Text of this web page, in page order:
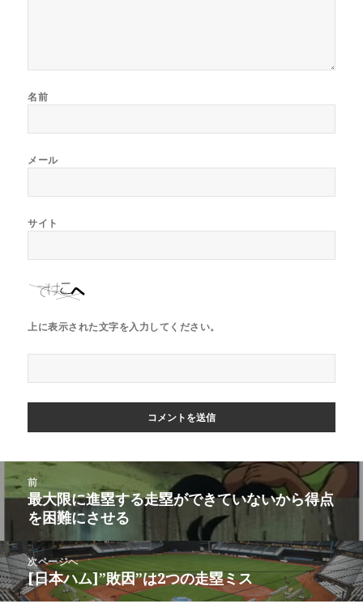
名前
メール
サイト
上に表示された文字を入力してください。
稿
ビ
ゲ
ー
シ
前
前
の
投
稿:
最大限に進塁する走塁ができていないから得点
を困難にさせる
次ページへ
次
の
[日本ハム]”敗因”は2つの走塁ミス